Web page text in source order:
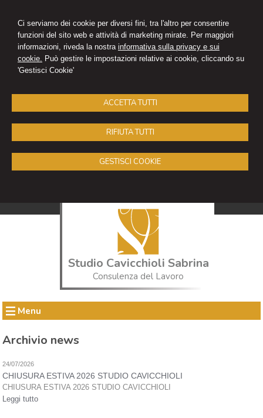
Ci serviamo dei cookie per diversi fini, tra l'altro per consentire
funzioni del sito web e attività di marketing mirate. Per maggiori
informazioni, riveda la nostra informativa sulla privacy e sui
cookie. Può gestire le impostazioni relative ai cookie, cliccando su
'Gestisci Cookie'
ACCETTA TUTTI
RIFIUTA TUTTI
GESTISCI COOKIE
Studio Cavicchioli Sabrina
Consulenza del Lavoro
Menu
Archivio news
24/07/2026
CHIUSURA ESTIVA 2026 STUDIO CAVICCHIOLI
CHIUSURA ESTIVA 2026 STUDIO CAVICCHIOLI
Leggi tutto